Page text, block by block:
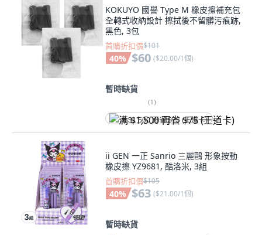
KOKUYO 國譽 Type M 橡皮擦補充包
全轉式收納設計 擦拭後不留髒污痕跡,
黑色, 3包
首購折扣價$101
40% $60 ($20.00/1個)
暫時缺貨
(1)
满 $1,500 再省 $75 (王道卡)
ii GEN 一正 Sanrio 三麗鷗 形象按動
橡皮擦 YZ9681, 酷洛米, 3組
首購折扣價$105
40% $63 ($21.00/1個)
暫時缺貨